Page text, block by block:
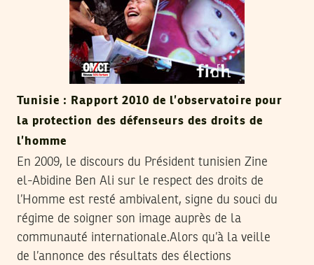
Tunisie : Rapport 2010 de l’observatoire pour
la protection des défenseurs des droits de
l’homme
En 2009, le discours du Président tunisien Zine
el-Abidine Ben Ali sur le respect des droits de
l’Homme est resté ambivalent, signe du souci du
régime de soigner son image auprès de la
communauté internationale.Alors qu’à la veille
de l’annonce des résultats des élections